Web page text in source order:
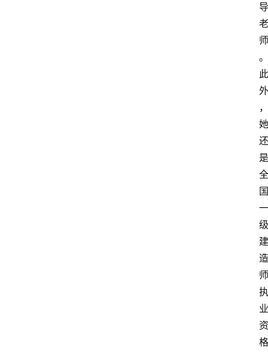
导
老
师
。
此
外
，
她
还
是
全
国
一
级
建
造
师
执
业
资
格